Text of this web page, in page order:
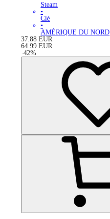
Steam
•
Clé
•
AMÉRIQUE DU NORD
37.88 EUR
64.99 EUR
-42%